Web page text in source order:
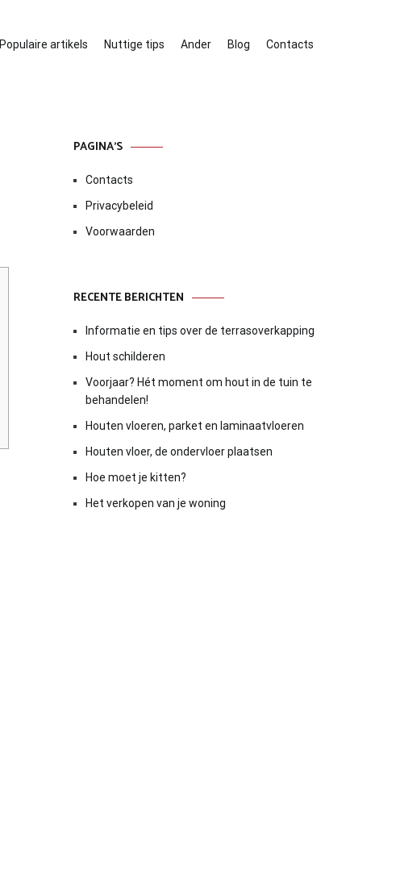
Populaire artikels Nuttige tips Ander Blog Contacts
PAGINA’S
Contacts
Privacybeleid
Voorwaarden
RECENTE BERICHTEN
Informatie en tips over de terrasoverkapping
Hout schilderen
Voorjaar? Hét moment om hout in de tuin te
behandelen!
Houten vloeren, parket en laminaatvloeren
Houten vloer, de ondervloer plaatsen
Hoe moet je kitten?
Het verkopen van je woning